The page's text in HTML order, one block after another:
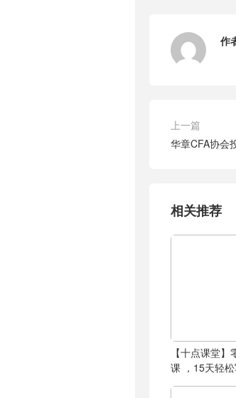
作
上一篇
华章CFA协会
相关推荐
【十点课堂
课 ，15天轻